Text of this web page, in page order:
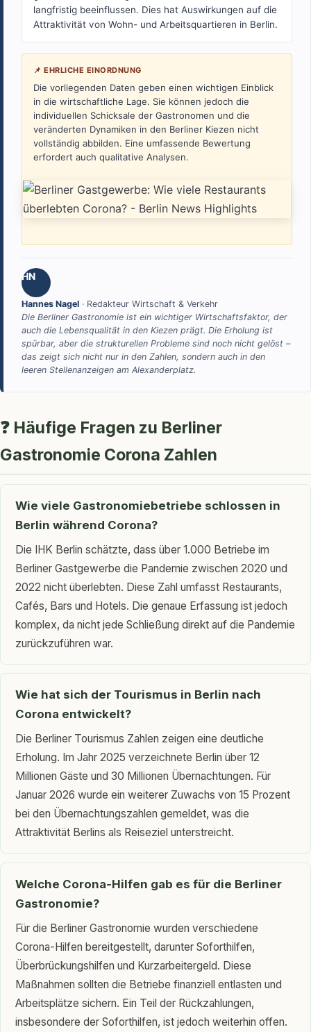
langfristig beeinflussen. Dies hat Auswirkungen auf die
Attraktivität von Wohn- und Arbeitsquartieren in Berlin.
📌 EHRLICHE EINORDNUNG
Die vorliegenden Daten geben einen wichtigen Einblick
in die wirtschaftliche Lage. Sie können jedoch die
individuellen Schicksale der Gastronomen und die
veränderten Dynamiken in den Berliner Kiezen nicht
vollständig abbilden. Eine umfassende Bewertung
erfordert auch qualitative Analysen.
HN
Hannes Nagel · Redakteur Wirtschaft & Verkehr
Die Berliner Gastronomie ist ein wichtiger Wirtschaftsfaktor, der
auch die Lebensqualität in den Kiezen prägt. Die Erholung ist
spürbar, aber die strukturellen Probleme sind noch nicht gelöst –
das zeigt sich nicht nur in den Zahlen, sondern auch in den
leeren Stellenanzeigen am Alexanderplatz.
❓ Häufige Fragen zu Berliner
Gastronomie Corona Zahlen
Wie viele Gastronomiebetriebe schlossen in
Berlin während Corona?
Die IHK Berlin schätzte, dass über 1.000 Betriebe im
Berliner Gastgewerbe die Pandemie zwischen 2020 und
2022 nicht überlebten. Diese Zahl umfasst Restaurants,
Cafés, Bars und Hotels. Die genaue Erfassung ist jedoch
komplex, da nicht jede Schließung direkt auf die Pandemie
zurückzuführen war.
Wie hat sich der Tourismus in Berlin nach
Corona entwickelt?
Die Berliner Tourismus Zahlen zeigen eine deutliche
Erholung. Im Jahr 2025 verzeichnete Berlin über 12
Millionen Gäste und 30 Millionen Übernachtungen. Für
Januar 2026 wurde ein weiterer Zuwachs von 15 Prozent
bei den Übernachtungszahlen gemeldet, was die
Attraktivität Berlins als Reiseziel unterstreicht.
Welche Corona-Hilfen gab es für die Berliner
Gastronomie?
Für die Berliner Gastronomie wurden verschiedene
Corona-Hilfen bereitgestellt, darunter Soforthilfen,
Überbrückungshilfen und Kurzarbeitergeld. Diese
Maßnahmen sollten die Betriebe finanziell entlasten und
Arbeitsplätze sichern. Ein Teil der Rückzahlungen,
insbesondere der Soforthilfen, ist jedoch weiterhin offen.